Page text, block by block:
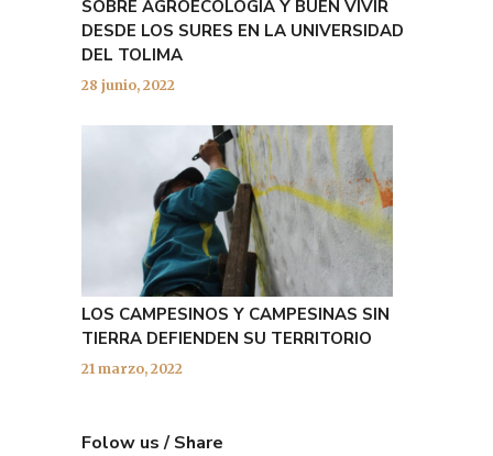
SOBRE AGROECOLOGÍA Y BUEN VIVIR
DESDE LOS SURES EN LA UNIVERSIDAD
DEL TOLIMA
28 junio, 2022
LOS CAMPESINOS Y CAMPESINAS SIN
TIERRA DEFIENDEN SU TERRITORIO
21 marzo, 2022
Folow us / Share